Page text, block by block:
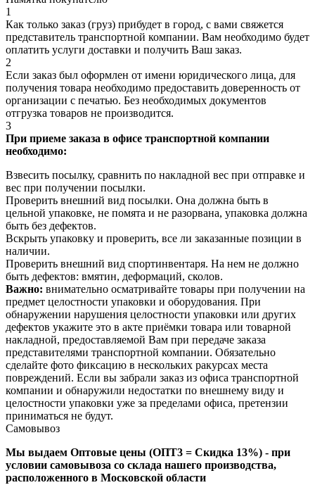
1
Как только заказ (груз) прибудет в город, с вами свяжется
представитель транспортной компании. Вам необходимо будет
оплатить услуги доставки и получить Ваш заказ.
2
Если заказ был оформлен от имени юридического лица, для
получения товара необходимо предоставить доверенность от
организации с печатью. Без необходимых документов
отгрузка товаров не производится.
3
При приеме заказа в офисе транспортной компании
необходимо:
Взвесить посылку, сравнить по накладной вес при отправке и
вес при получении посылки.
Проверить внешний вид посылки. Она должна быть в
цельной упаковке, не помята и не разорвана, упаковка должна
быть без дефектов.
Вскрыть упаковку и проверить, все ли заказанные позиции в
наличии.
Проверить внешний вид спортинвентаря. На нем не должно
быть дефектов: вмятин, деформаций, сколов.
Важно: внимательно осматривайте товары при получении на
предмет целостности упаковки и оборудования. При
обнаружении нарушения целостности упаковки или других
дефектов укажите это в акте приёмки товара или товарной
накладной, предоставляемой Вам при передаче заказа
представителями транспортной компании. Обязательно
сделайте фото фиксацию в нескольких ракурсах места
повреждений. Если вы забрали заказ из офиса транспортной
компании и обнаружили недостатки по внешнему виду и
целостности упаковки уже за пределами офиса, претензии
приниматься не будут.
Самовывоз
Мы выдаем Оптовые цены (ОПТ3 = Скидка 13%) - при
условии самовывоза со склада нашего производства,
расположенного в Московской области